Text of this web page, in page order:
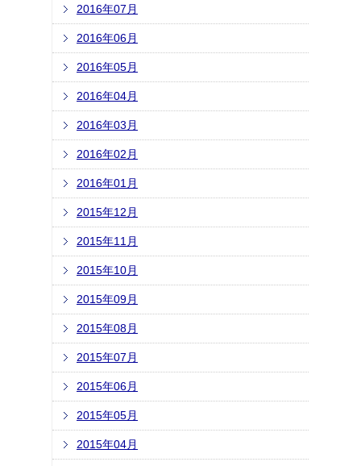
2016年07月
2016年06月
2016年05月
2016年04月
2016年03月
2016年02月
2016年01月
2015年12月
2015年11月
2015年10月
2015年09月
2015年08月
2015年07月
2015年06月
2015年05月
2015年04月